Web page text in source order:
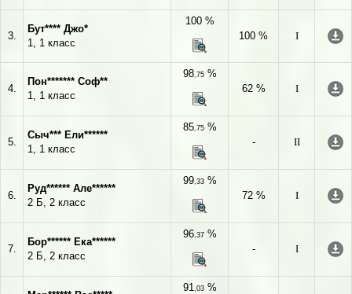
3.
Бут**** Джо*
1, 1 класс
100 %
100 %
I
4.
Пон******* Соф**
1, 1 класс
98,75%
62 %
I
5.
Сыч*** Ели******
1, 1 класс
85,75%
-
II
6.
Руд****** Але******
2 Б, 2 класс
99,33%
72 %
I
7.
Бор****** Ека******
2 Б, 2 класс
96,37%
-
I
91,03%